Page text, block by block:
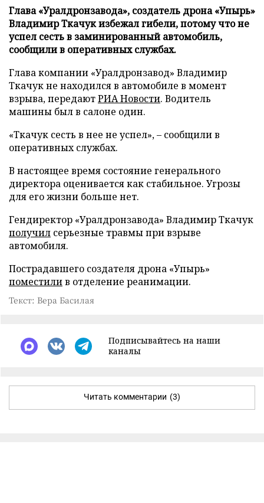
Глава «Уралдронзавода», создатель дрона «Упырь»
Владимир Ткачук избежал гибели, потому что не
успел сесть в заминированный автомобиль,
сообщили в оперативных службах.
Глава компании «Уралдронзавод» Владимир
Ткачук не находился в автомобиле в момент
взрыва, передаютРИА Новости. Водитель
машины был в салоне один.
«Ткачук сесть в нее не успел», – сообщили в
оперативных службах.
В настоящее время состояние генерального
директора оценивается как стабильное. Угрозы
для его жизни больше нет.
Гендиректор «Уралдронзавода» Владимир Ткачук
получил серьезные травмы при взрыве
автомобиля.
Пострадавшего создателя дрона «Упырь»
поместилив отделение реанимации.
Текст: Вера Басилая
Подписывайтесь на наши
каналы
Читать комментарии (3)